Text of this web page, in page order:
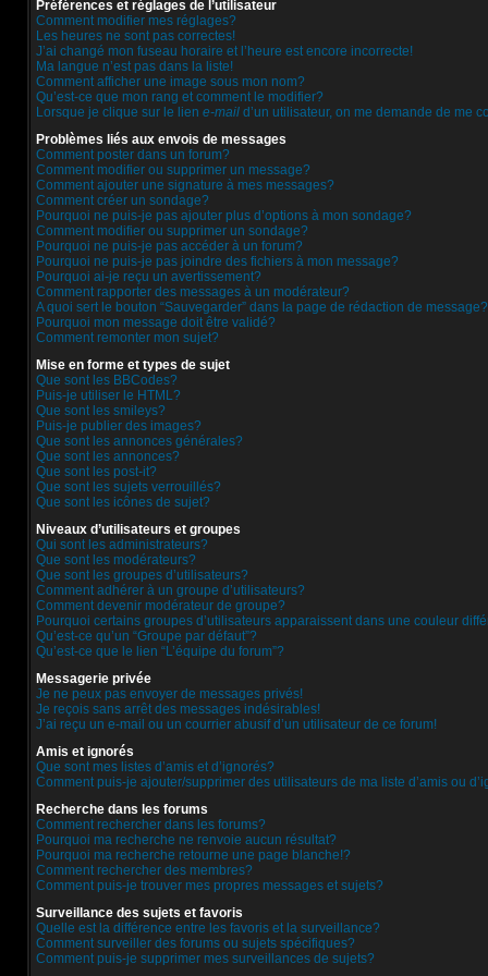
Préférences et réglages de l’utilisateur
Comment modifier mes réglages?
Les heures ne sont pas correctes!
J’ai changé mon fuseau horaire et l’heure est encore incorrecte!
Ma langue n’est pas dans la liste!
Comment afficher une image sous mon nom?
Qu’est-ce que mon rang et comment le modifier?
Lorsque je clique sur le lien e-mail d’un utilisateur, on me demande de me
Problèmes liés aux envois de messages
Comment poster dans un forum?
Comment modifier ou supprimer un message?
Comment ajouter une signature à mes messages?
Comment créer un sondage?
Pourquoi ne puis-je pas ajouter plus d’options à mon sondage?
Comment modifier ou supprimer un sondage?
Pourquoi ne puis-je pas accéder à un forum?
Pourquoi ne puis-je pas joindre des fichiers à mon message?
Pourquoi ai-je reçu un avertissement?
Comment rapporter des messages à un modérateur?
A quoi sert le bouton “Sauvegarder” dans la page de rédaction de message?
Pourquoi mon message doit être validé?
Comment remonter mon sujet?
Mise en forme et types de sujet
Que sont les BBCodes?
Puis-je utiliser le HTML?
Que sont les smileys?
Puis-je publier des images?
Que sont les annonces générales?
Que sont les annonces?
Que sont les post-it?
Que sont les sujets verrouillés?
Que sont les icônes de sujet?
Niveaux d’utilisateurs et groupes
Qui sont les administrateurs?
Que sont les modérateurs?
Que sont les groupes d’utilisateurs?
Comment adhérer à un groupe d’utilisateurs?
Comment devenir modérateur de groupe?
Pourquoi certains groupes d’utilisateurs apparaissent dans une couleur
Qu’est-ce qu’un “Groupe par défaut”?
Qu’est-ce que le lien “L’équipe du forum”?
Messagerie privée
Je ne peux pas envoyer de messages privés!
Je reçois sans arrêt des messages indésirables!
J’ai reçu un e-mail ou un courrier abusif d’un utilisateur de ce forum!
Amis et ignorés
Que sont mes listes d’amis et d’ignorés?
Comment puis-je ajouter/supprimer des utilisateurs de ma liste d’amis ou
Recherche dans les forums
Comment rechercher dans les forums?
Pourquoi ma recherche ne renvoie aucun résultat?
Pourquoi ma recherche retourne une page blanche!?
Comment rechercher des membres?
Comment puis-je trouver mes propres messages et sujets?
Surveillance des sujets et favoris
Quelle est la différence entre les favoris et la surveillance?
Comment surveiller des forums ou sujets spécifiques?
Comment puis-je supprimer mes surveillances de sujets?